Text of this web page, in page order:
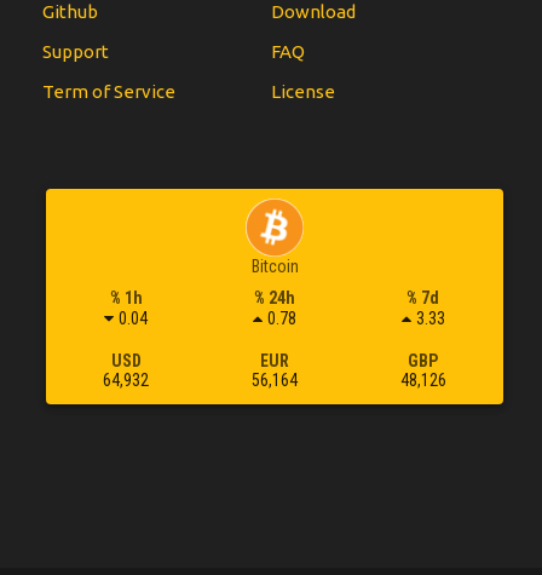
Github
Download
Support
FAQ
Term of Service
License
Bitcoin
% 1h
0.04
% 24h
0.78
% 7d
3.33
USD
64,932
EUR
56,164
GBP
48,126